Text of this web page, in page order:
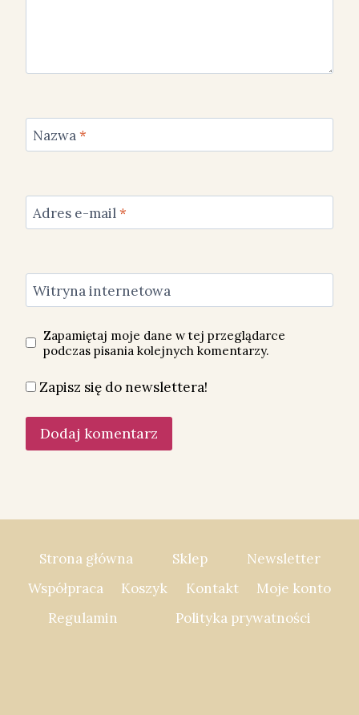
Nazwa*
Adres e-mail*
Witryna internetowa
Zapamiętaj moje dane w tej przeglądarce
podczas pisania kolejnych komentarzy.
Zapisz się do newslettera!
Strona główna Sklep
Newsletter
Współpraca
Koszyk Kontakt
Moje konto
Regulamin
Polityka prywatności